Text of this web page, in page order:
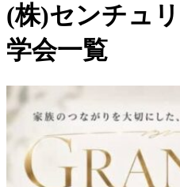
(株)センチュ
学会一覧